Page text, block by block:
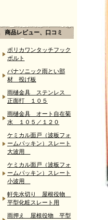
商品レビュー、口コミ
ポリカワンタッチフック
ボルト
パナソニック雨とい部
材 投げ板
雨樋金具 ステンレス
正面打 １０５
雨樋金具 オート自在菊
水 １０５／１２０
ケミカル面戸（波板フォ
ームパッキン）スレート
大波用
ケミカル面戸（波板フォ
ームパッキン）スレート
小波用
軒先水切り 屋根役物
平型化粧スレート用
雨押え 屋根役物 平型